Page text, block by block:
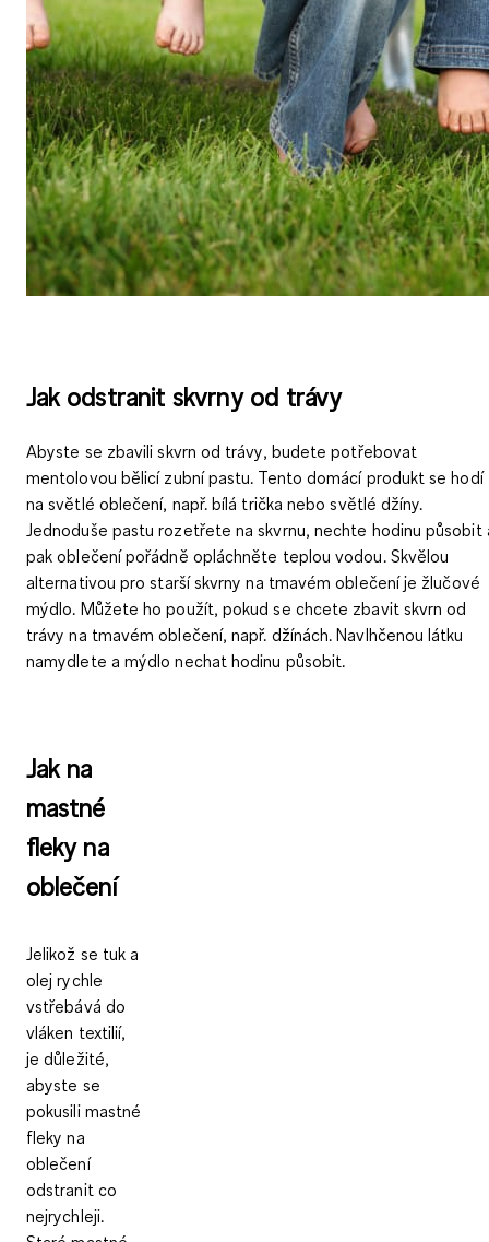
Jak odstranit skvrny od trávy
Abyste se zbavili skvrn od trávy, budete potřebovat
mentolovou bělicí zubní pastu. Tento domácí produkt se hodí
na světlé oblečení, např. bílá trička nebo světlé džíny.
Jednoduše pastu rozetřete na skvrnu, nechte hodinu působit
pak oblečení pořádně opláchněte teplou vodou. Skvělou
alternativou pro starší skvrny na tmavém oblečení je žlučové
mýdlo. Můžete ho použít, pokud se chcete zbavit skvrn od
trávy na tmavém oblečení, např. džínách. Navlhčenou látku
namydlete a mýdlo nechat hodinu působit.
Jak na
mastné
fleky na
oblečení
Jelikož se tuk a
olej rychle
vstřebává do
vláken textilií,
je důležité,
abyste se
pokusili mastné
fleky na
oblečení
odstranit co
nejrychleji.